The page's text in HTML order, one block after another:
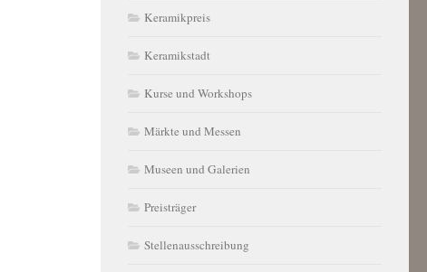
Keramikpreis
Keramikstadt
Kurse und Workshops
Märkte und Messen
Museen und Galerien
Preisträger
Stellenausschreibung